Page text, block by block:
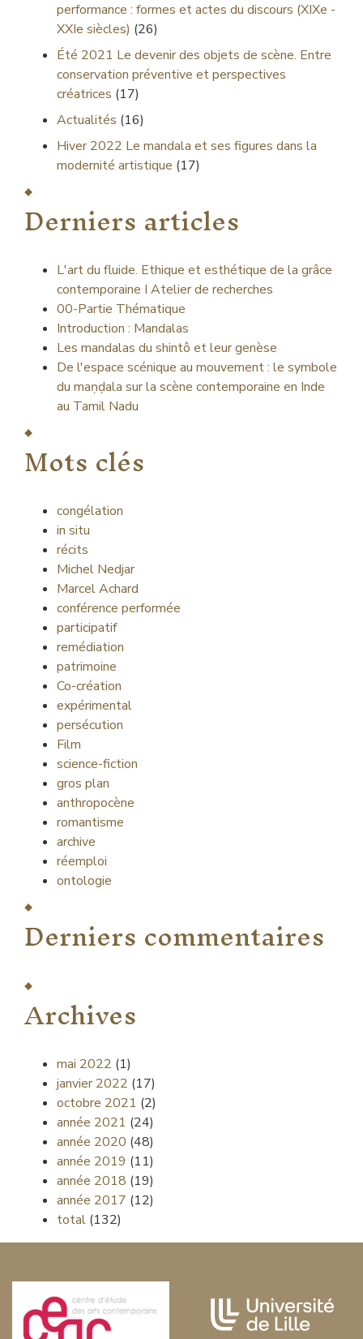
performance : formes et actes du discours (XIXe -
XXIe siècles) (26)
Été 2021 Le devenir des objets de scène. Entre
conservation préventive et perspectives
créatrices (17)
Actualités (16)
Hiver 2022 Le mandala et ses figures dans la
modernité artistique (17)
Derniers articles
L'art du fluide. Ethique et esthétique de la grâce
contemporaine I Atelier de recherches
00-Partie Thématique
Introduction : Mandalas
Les mandalas du shintô et leur genèse
De l'espace scénique au mouvement : le symbole
du maṇḍala sur la scène contemporaine en Inde
au Tamil Nadu
Mots clés
congélation
in situ
récits
Michel Nedjar
Marcel Achard
conférence performée
participatif
remédiation
patrimoine
Co-création
expérimental
persécution
Film
science-fiction
gros plan
anthropocène
romantisme
archive
réemploi
ontologie
Derniers commentaires
Archives
mai 2022 (1)
janvier 2022 (17)
octobre 2021 (2)
année 2021 (24)
année 2020 (48)
année 2019 (11)
année 2018 (19)
année 2017 (12)
total (132)